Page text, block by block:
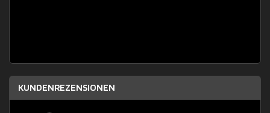
KUNDENREZENSIONEN